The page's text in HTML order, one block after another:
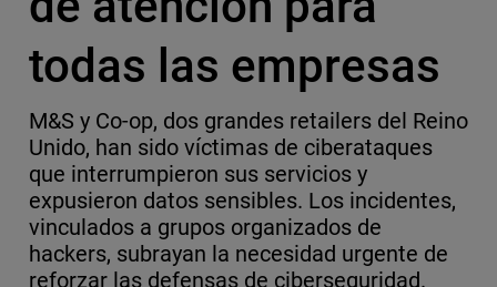
todas las empresas
M&S y Co-op, dos grandes retailers del Reino
Unido, han sido víctimas de ciberataques
que interrumpieron sus servicios y
expusieron datos sensibles. Los incidentes,
vinculados a grupos organizados de
hackers, subrayan la necesidad urgente de
reforzar las defensas de ciberseguridad.